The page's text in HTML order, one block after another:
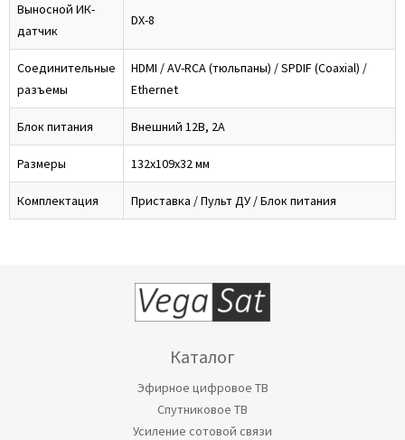
Выносной ИК-
датчик
DX-8
Соединительные
разъемы
HDMI / AV-RCA (тюльпаны) / SPDIF (Coaxial) /
Ethernet
Блок питания Внешний 12В, 2А
Размеры 132x109x32 мм
Комплектация Приставка / Пульт ДУ / Блок питания
Каталог
Эфирное цифровое ТВ
Спутниковое ТВ
Усиление сотовой связи